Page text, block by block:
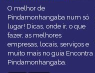
O melhor de
Pindamonhangaba num só
lugar! Dicas, onde ir, o que
fazer, as melhores
empresas, locais, serviços e
muito mais no guia Encontra
Pindamonhangaba.